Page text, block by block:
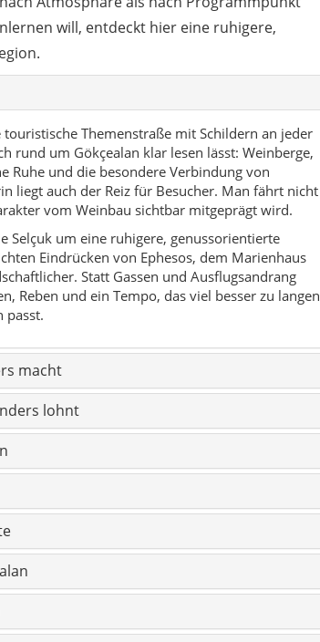
will, entdeckt hier eine ruhigere,
Themenstraße mit Schildern an jeder
rund um Gökçealan klar lesen lässt: Weinberge,
Ruhe und die besondere Verbindung von
liegt auch der Reiz für Besucher. Man fährt nicht
vom Weinbau sichtbar mitgeprägt wird.
Selçuk um eine ruhigere, genussorientierte
Eindrücken von Ephesos, dem Marienhaus
Statt Gassen und Ausflugsandrang
Reben und ein Tempo, das viel besser zu langen
passt.
macht
lohnt